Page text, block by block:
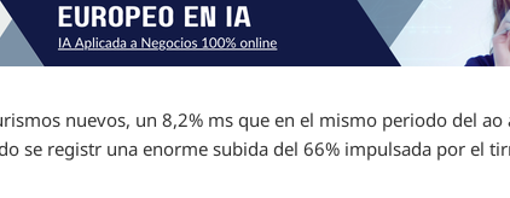
nuevos, un 8,2% ms que en el mismo periodo del
se registr una enorme subida del 66% impulsada por el